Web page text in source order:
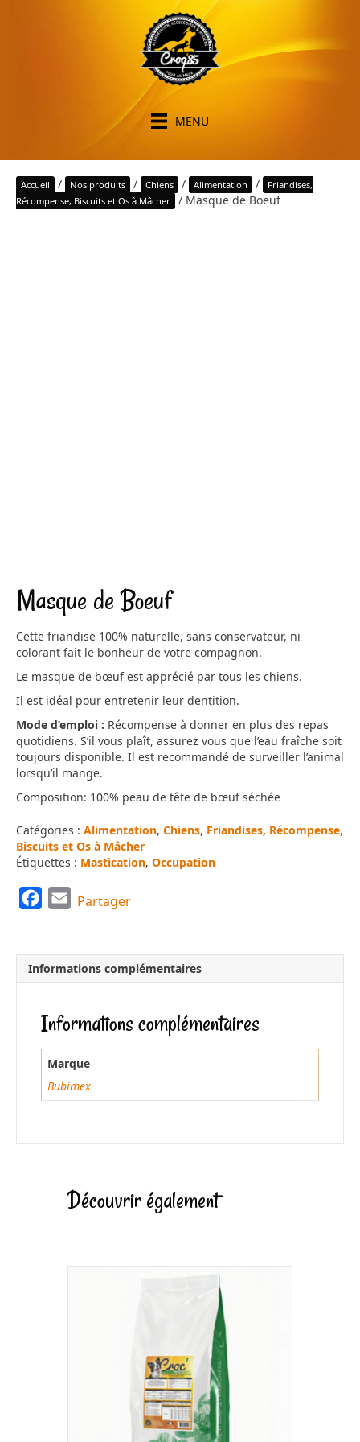
MENU
Accueil / Nos produits / Chiens / Alimentation /
Friandises,
Récompense, Biscuits et Os à Mâcher
/ Masque de Boeuf
Masque de Boeuf
Cette friandise 100% naturelle, sans conservateur, ni
colorant fait le bonheur de votre compagnon.
Le masque de bœuf est apprécié par tous les chiens.
Il est idéal pour entretenir leur dentition.
Mode d’emploi : Récompense à donner en plus des repas
quotidiens. S’il vous plaît, assurez vous que l’eau fraîche soit
toujours disponible. Il est recommandé de surveiller l’animal
lorsqu’il mange.
Composition: 100% peau de tête de bœuf séchée
Catégories : Alimentation, Chiens, Friandises, Récompense,
Biscuits et Os à Mâcher
Étiquettes : Mastication, Occupation
e
b
o
o
k
i
l
Partager
Informations complémentaires
Informations complémentaires
Marque
Bubimex
Découvrir également